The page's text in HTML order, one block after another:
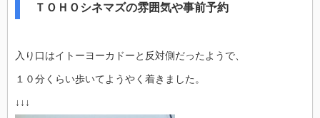
ＴＯＨＯシネマズの雰囲気や事前予約
入り口はイトーヨーカドーと反対側だったようで、
１０分くらい歩いてようやく着きました。
↓↓↓